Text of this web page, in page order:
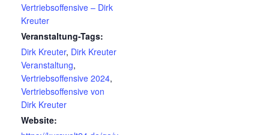
Vertriebsoffensive – Dirk
Kreuter
Veranstaltung-Tags:
Dirk Kreuter, Dirk Kreuter
Veranstaltung,
Vertriebsoffensive 2024,
Vertriebsoffensive von
Dirk Kreuter
Website: